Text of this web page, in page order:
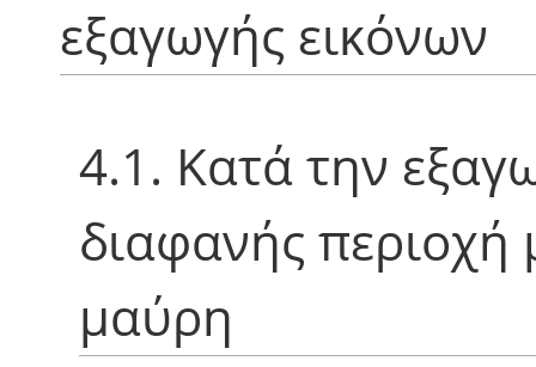
εξαγωγής εικόνων
4.1. Κατά την
διαφανής περιοχή
μαύρη